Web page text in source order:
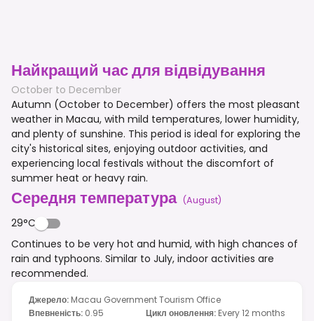
Найкращий час для відвідування
October to December
Autumn (October to December) offers the most pleasant
weather in Macau, with mild temperatures, lower humidity,
and plenty of sunshine. This period is ideal for exploring the
city's historical sites, enjoying outdoor activities, and
experiencing local festivals without the discomfort of
summer heat or heavy rain.
Середня температура (August)
29°C
Continues to be very hot and humid, with high chances of
rain and typhoons. Similar to July, indoor activities are
recommended.
Джерело: Macau Government Tourism Office
Впевненість: 0.95 Цикл оновлення: Every 12 months